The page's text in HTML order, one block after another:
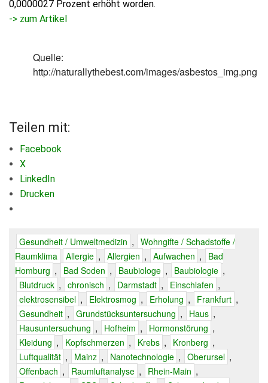
0,0000027 Prozent erhöht worden.
-> zum Artikel
Quelle:
http://naturallythebest.com/images/asbestos_img.png
Teilen mit:
Facebook
X
LinkedIn
Drucken
Gesundheit / Umweltmedizin , Wohngifte / Schadstoffe /
Raumklima
Allergie , Allergien , Aufwachen ,
Bad
Homburg , Bad Soden , Baubiologe , Baubiologie ,
Blutdruck , chronisch , Darmstadt , Einschlafen ,
elektrosensibel , Elektrosmog , Erholung , Frankfurt ,
Gesundheit , Grundstücksuntersuchung , Haus ,
Hausuntersuchung , Hofheim , Hormonstörung ,
Kleidung , Kopfschmerzen , Krebs , Kronberg ,
Luftqualität , Mainz , Nanotechnologie , Oberursel ,
Offenbach , Raumluftanalyse , Rhein-Main ,